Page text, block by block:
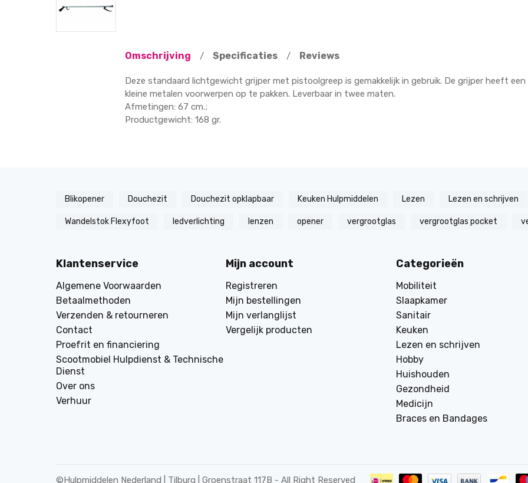
Omschrijving / Specificaties / Reviews
Deze standaard lichtgewicht grijper met pistoolgreep is gemakkelijk in gebruik. De grijper heeft
kleine metalen voorwerpen op te pakken. Leverbaar in twee maten.
Afmetingen: 67 cm.;
Productgewicht: 168 gr.
Blikopener Douchezit Douchezit opklapbaar Keuken Hulpmiddelen Lezen Lezen en schrijven
Wandelstok Flexyfoot ledverlichting lenzen opener vergrootglas vergrootglas pocket
Klantenservice
Algemene Voorwaarden
Betaalmethoden
Verzenden & retourneren
Contact
Proefrit en financiering
Scootmobiel Hulpdienst & Technische
Dienst
Over ons
Verhuur
Mijn account
Registreren
Mijn bestellingen
Mijn verlanglijst
Vergelijk producten
Categorieën
Mobiliteit
Slaapkamer
Sanitair
Keuken
Lezen en schrijven
Hobby
Huishouden
Gezondheid
Medicijn
Braces en Bandages
©Hulpmiddelen Nederland | Tilburg | Groenstraat 117B - All Right Reserved